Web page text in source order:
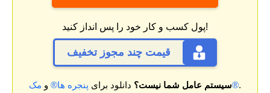
پول کسب و کار خود را پس انداز کنید!
قیمت چند مجوز تخفیف
سیستم عامل شما نیست؟ دانلود برای پنجره ها® و مک®.